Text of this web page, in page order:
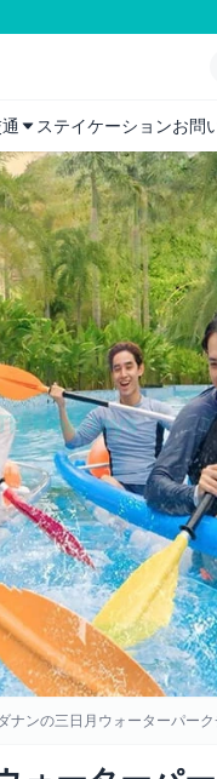
ステイケーションお問
ナンの三日月ウォーターパーク